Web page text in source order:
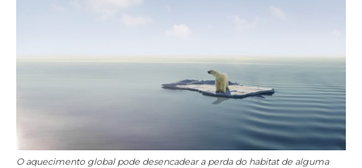
O aquecimento global pode desencadear a perda do habitat de alguma